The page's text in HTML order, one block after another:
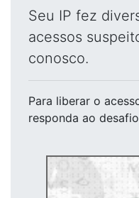
Seu IP fez
acessos
conosco.
Para liberar o
responda ao